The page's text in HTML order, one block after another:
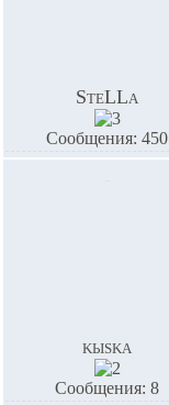
SteLLa
Сообщения: 450
kыska
Сообщения: 8